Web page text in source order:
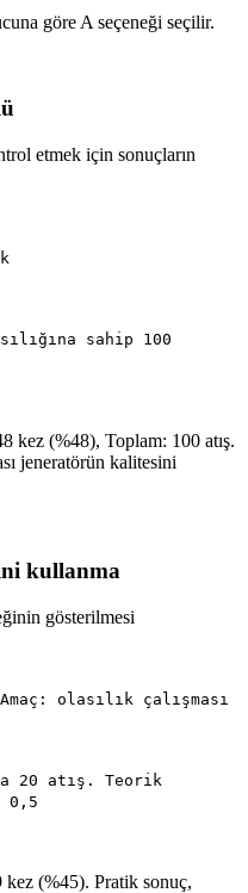
göre A seçeneği seçilir.
etmek için sonuçların
sahip 100
kez (%48), Toplam: 100 atış.
jeneratörün kalitesini
kullanma
gösterilmesi
olasılık çalışması
20 atış. Teorik
0,5
kez (%45). Pratik sonuç,